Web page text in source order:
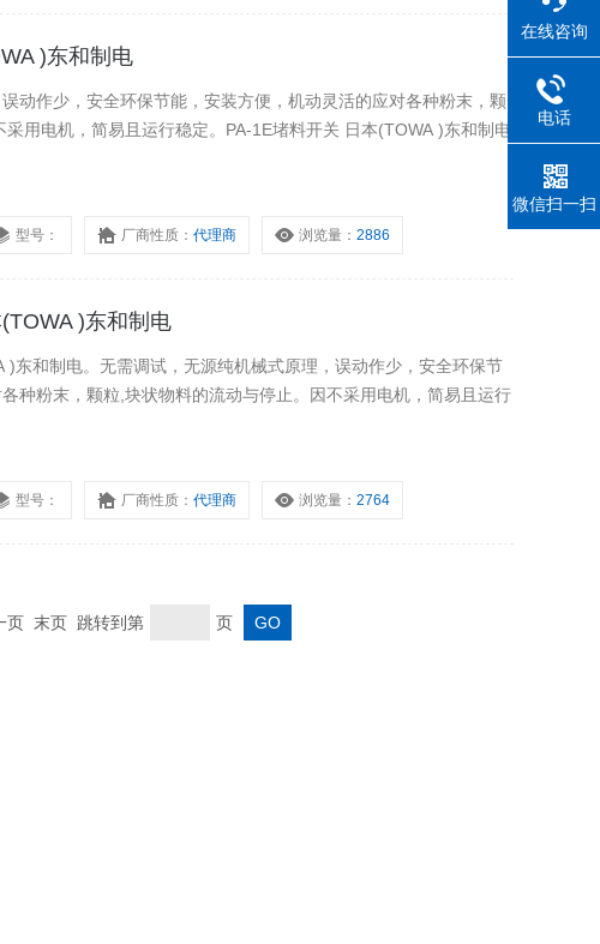
)东和制电
动作少，安全环保节能，安装方便，机动灵活的应对各种粉末，颗
用电机，简易且运行稳定。PA-1E堵料开关 日本(TOWA )东和制电
型号： 厂商性质：代理商 浏览量：2886
)东和制电
)东和制电。无需调试，无源纯机械式原理，误动作少，安全环保节
种粉末，颗粒,块状物料的流动与停止。因不采用电机，简易且运行
型号： 厂商性质：代理商 浏览量：2764
页 末页 跳转到第 页
在线咨询
电话
微信扫一扫